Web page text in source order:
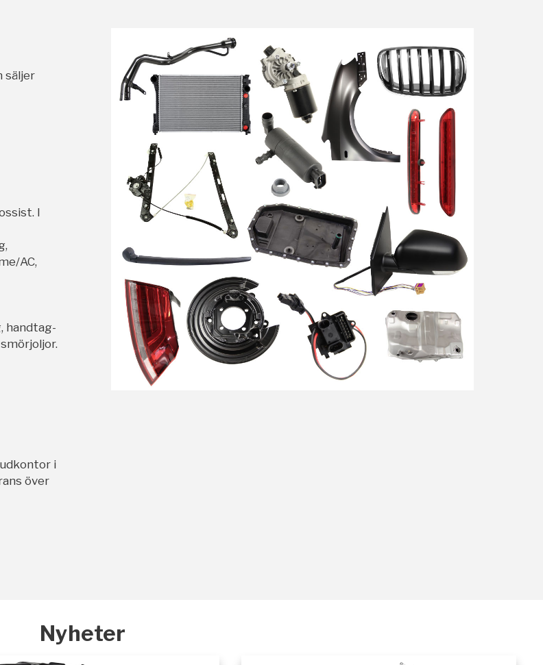
säljer
I
AC,
handtag-
i
över
Nyheter